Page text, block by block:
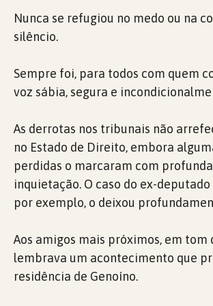
Nunca se refugiou no medo ou na
silêncio.
Sempre foi, para todos com quem
voz sábia, segura e
As derrotas nos tribunais não
no Estado de Direito, embora
perdidas o marcaram com
inquietação. O caso do ex-deputado
por exemplo, o deixou
Aos amigos mais próximos, em tom
lembrava um acontecimento que
residência de Genoíno.